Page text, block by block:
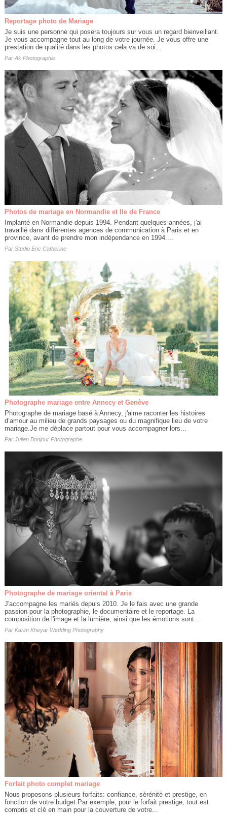
Reportage photo de Mariage
Je suis une personne qui posera toujours sur vous un regard bienveillant.
Je vous accompagne tout au long de votre journée. Je vous offre une
prestation de qualité dans les photos cela va de soi...
Par Ak Photographie
Photos de mariage en Normandie et Ile de France
Implanté en Normandie depuis 1994. Pendant quelques années, j'ai
travaillé dans différentes agences de communication à Paris et en
province, avant de prendre mon indépendance en 1994....
Par Studio Eric Catherine
Photographe mariage entre Annecy et Genève
Photographe de mariage basé à Annecy, j'aime raconter les histoires
d’amour au milieu de grands paysages ou du magnifique lieu de votre
mariage.Je me déplace partout pour vous accompagner lors...
Par Julien Bonjour Photographe
Photographe de mariage oriental à Paris
J'accompagne les mariés depuis 2010. Je le fais avec une grande
passion pour la photographie, le documentaire et le reportage. La
composition de l'image et la lumière, ainsi que les émotions sont...
Par Karim Kheyar Wedding Photography
Forfait photo complet mariage
Nous proposons plusieurs forfaits: confiance, sérénité et prestige, en
fonction de votre budget.Par exemple, pour le forfait prestige, tout est
compris et clé en main pour la couverture de votre...